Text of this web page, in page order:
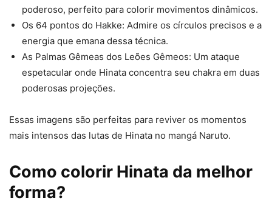
poderoso, perfeito para colorir movimentos dinâmicos.
Os 64 pontos do Hakke: Admire os círculos precisos e a
energia que emana dessa técnica.
As Palmas Gêmeas dos Leões Gêmeos: Um ataque
espetacular onde Hinata concentra seu chakra em duas
poderosas projeções.
Essas imagens são perfeitas para reviver os momentos
mais intensos das lutas de Hinata no mangá Naruto.
Como colorir Hinata da melhor
forma?